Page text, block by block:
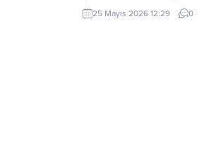
kuruluş misyonunu
adına gerçekten vahim bir
25 Mayıs 2026 12:29 0